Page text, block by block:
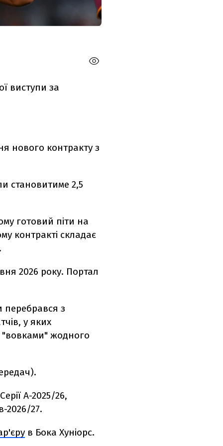
виступи за
нового контракту з
становитиме 2,5
готовий піти на
контракті складає
2026 року. Портал
перебрався з
у яких
"вовками" жодного
А-2025/26,
2026/27.
в Бока Хуніорс.